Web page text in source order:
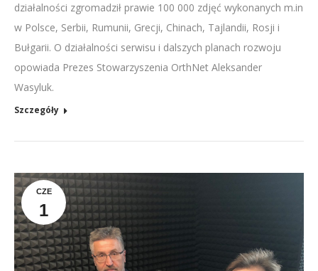
działalności zgromadził prawie 100 000 zdjęć wykonanych m.in
w Polsce, Serbii, Rumunii, Grecji, Chinach, Tajlandii, Rosji i
Bułgarii. O działalności serwisu i dalszych planach rozwoju
opowiada Prezes Stowarzyszenia OrthNet Aleksander
Wasyluk.
Szczegóły
CZE
1